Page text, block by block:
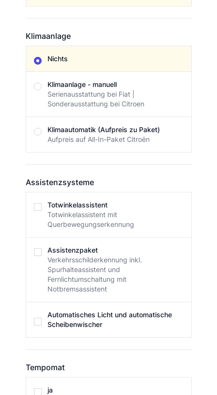
Klimaanlage
Nichts
Klimaanlage - manuell
Serienausstattung bei Fiat |
Sonderausstattung bei Citroen
Klimaautomatik (Aufpreis zu Paket)
Aufpreis auf All-In-Paket Citroën
Assistenzsysteme
Totwinkelassistent
Totwinkelassistent mit
Querbewegungserkennung
Assistenzpaket
Verkehrsschilderkennung inkl.
Spurhalteassistent und
Fernlichtumschaltung mit
Notbremsassistent
Automatisches Licht und automatische
Scheibenwischer
Tempomat
ja